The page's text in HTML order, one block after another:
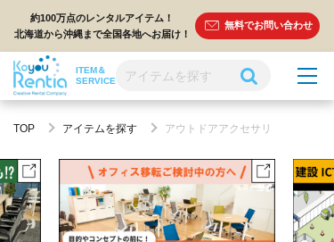
約100万点のレンタルアイテム！
北海道から沖縄まで全国各地へお届け！
無料でお問い合わせ
ITEM＆
SERVICE
TOP アイテムを探す アウトドアアクセサリ